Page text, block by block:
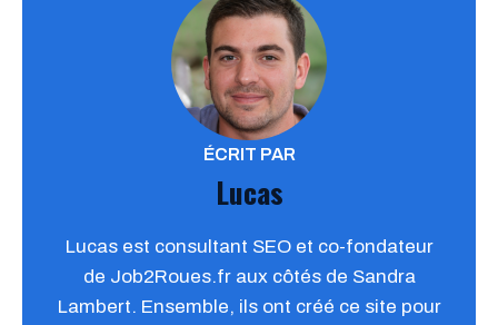
ÉCRIT PAR
Lucas
Lucas est consultant SEO et co-fondateur
de Job2Roues.fr aux côtés de Sandra
Lambert. Ensemble, ils ont créé ce site pour